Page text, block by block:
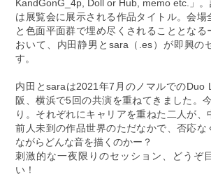
KandGonG_4p, Doll or Hub, memo etc.」
は展覧会に展示される作品タイトル。会場
と色面平面群で埋め尽くされることとなる
おいて、内田静男とsara（.es）が即興の
す。
内田とsaraは2021年7月のノマルでのDuo
阪、横浜で5回の共演を重ねてきました。
り。それぞれにキャリアを重ねた二人が、
前人未到の作品世界のただなかで、否応な
ながらどんな音を描くのかー？
刺激的な一夜限りのセッション、どうぞ
い！